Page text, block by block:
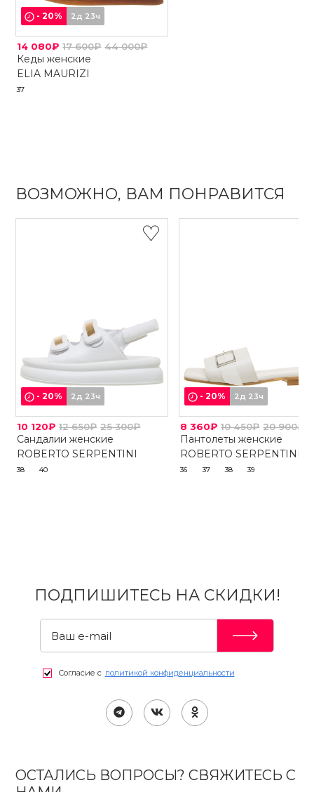
-20% 2д 23ч
14 080₽ 17 600₽ 44 000₽
Кеды женские
ELIA MAURIZI
37
ВОЗМОЖНО, ВАМ ПОНРАВИТСЯ
-20% 2д 23ч
10 120₽ 12 650₽ 25 300₽
Сандалии женские
ROBERTO SERPENTINI
38 40
-20% 2д 23ч
8 360₽ 10 450₽ 20 900₽
Пантолеты женские
ROBERTO SERPENTINI
36 37 38 39
ПОДПИШИТЕСЬ НА СКИДКИ!
Согласие с политикой конфиденциальности
ОСТАЛИСЬ ВОПРОСЫ? СВЯЖИТЕСЬ С